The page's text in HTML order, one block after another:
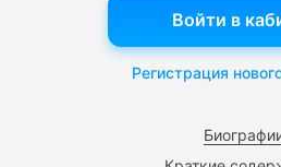
Войти в
Регистрация